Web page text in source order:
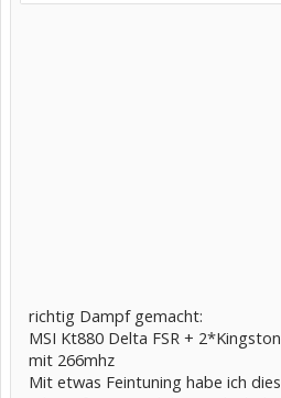
richtig Dampf gemacht:
MSI Kt880 Delta FSR +
mit 266mhz
Mit etwas Feintuning habe ich